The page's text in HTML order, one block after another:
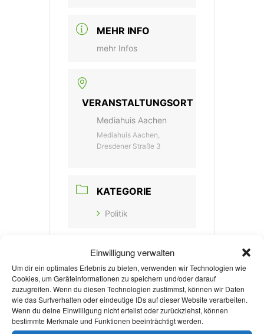
Einwilligung verwalten
Um dir ein optimales Erlebnis zu bieten, verwenden wir Technologien wie
Cookies, um Geräteinformationen zu speichern und/oder darauf
zuzugreifen. Wenn du diesen Technologien zustimmst, können wir Daten
wie das Surfverhalten oder eindeutige IDs auf dieser Website verarbeiten.
Wenn du deine Einwilligung nicht erteilst oder zurückziehst, können
bestimmte Merkmale und Funktionen beeinträchtigt werden.
MEHR INFO
mehr Infos
VERANSTALTUNGSORT
Mediahuis Aachen
Mediahuis Aachen,
Dresdener Straße 3
KATEGORIE
Politik
VERANSTALTER
AACHENER ZEITUNG
mehr Infos